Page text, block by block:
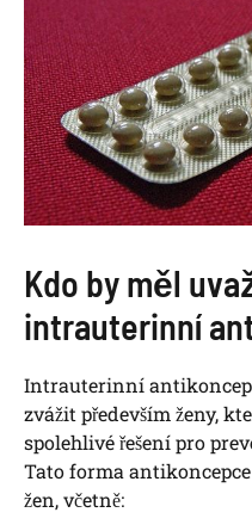
Kdo by měl
intrauterinní
Intrauterinní
zvážit především ženy,
spolehlivé řešení pro
Tato forma
žen, včetně: